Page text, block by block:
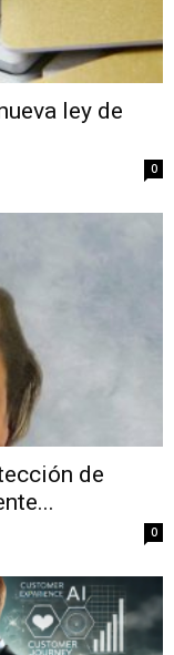
ley de
0
de
0